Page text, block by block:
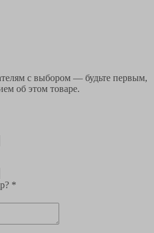
с выбором — будьте первым,
об этом товаре.
*